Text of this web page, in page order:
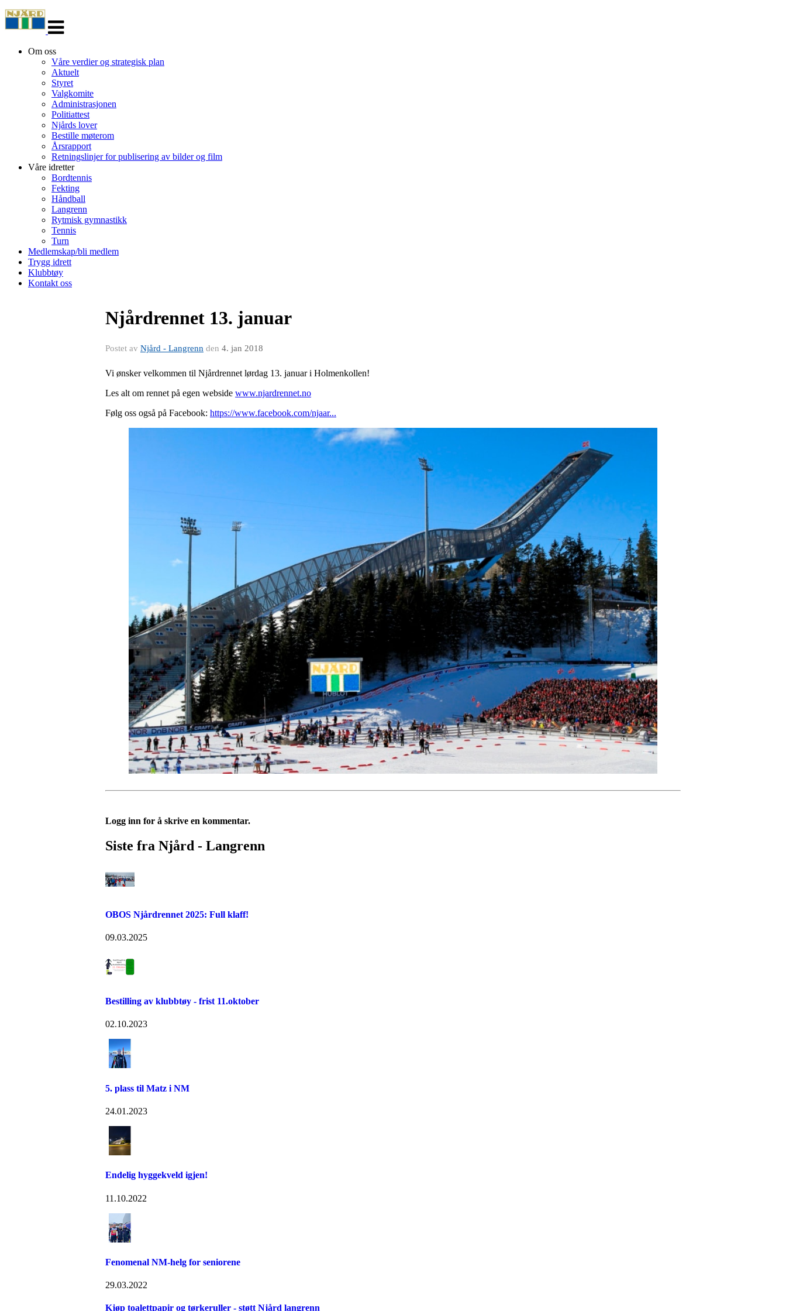
navigasjon
Om oss
Våre verdier og strategisk plan
Aktuelt
Styret
Valgkomite
Administrasjonen
Politiattest
Njårds lover
Bestille møterom
Årsrapport
Retningslinjer for publisering av bilder og film
Våre idretter
Bordtennis
Fekting
Håndball
Langrenn
Rytmisk gymnastikk
Tennis
Turn
Medlemskap/bli medlem
Trygg idrett
Klubbtøy
Kontakt oss
Njårdrennet 13. januar
Postet av Njård - Langrenn den 4. jan 2018
Vi ønsker velkommen til Njårdrennet lørdag 13. januar i Holmenkollen!
Les alt om rennet på egen webside www.njardrennet.no
Følg oss også på Facebook: https://www.facebook.com/njaar...
Logg inn for å skrive en kommentar.
Siste fra Njård - Langrenn
OBOS Njårdrennet 2025: Full klaff!
09.03.2025
Bestilling av klubbtøy - frist 11.oktober
02.10.2023
5. plass til Matz i NM
24.01.2023
Endelig hyggekveld igjen!
11.10.2022
Fenomenal NM-helg for seniorene
29.03.2022
Kjøp toalettpapir og tørkeruller - støtt Njård langrenn